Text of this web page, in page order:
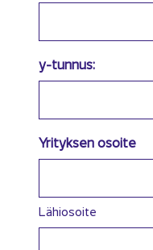
y-tunnus:
Yri­tyk­sen osoi­te
Lähiosoite